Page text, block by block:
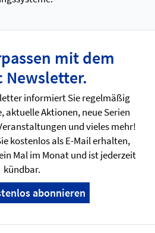
mit dem
Newsletter.
informiert Sie regelmäßig
aktuelle Aktionen, neue Serien
und vieles mehr!
kostenlos als E-Mail erhalten,
Mal im Monat und ist jederzeit
kündbar.
abonnieren